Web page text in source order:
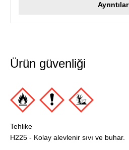
Ayrıntılar
Ürün güvenliği
Tehlike
H225 - Kolay alevlenir sıvı ve buhar.